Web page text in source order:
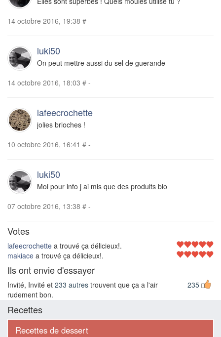
14 octobre 2016, 19:38 # -
luki50
On peut mettre aussi du sel de guerande
14 octobre 2016, 18:03 # -
lafeecrochette
jolies brioches !
10 octobre 2016, 16:41 # -
luki50
Moi pour info j ai mis que des produits bio
07 octobre 2016, 13:38 # -
Votes
lafeecrochette a trouvé ça délicieux!.
makiace a trouvé ça délicieux!.
Ils ont envie d'essayer
235
Invité, Invité et 233 autres trouvent que ça a l'air
rudement bon.
Recettes
Recettes de dessert